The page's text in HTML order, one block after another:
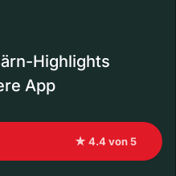
Highlights
App
★ 4.4 von 5